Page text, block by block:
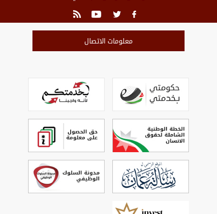
معلومات الاتصال